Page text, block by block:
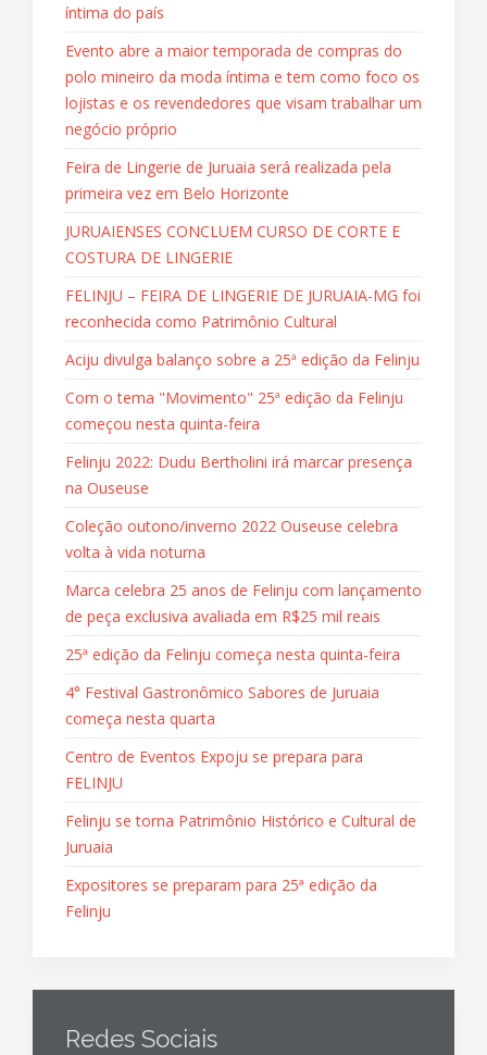
íntima do país
Evento abre a maior temporada de compras do
polo mineiro da moda íntima e tem como foco os
lojistas e os revendedores que visam trabalhar um
negócio próprio
Feira de Lingerie de Juruaia será realizada pela
primeira vez em Belo Horizonte
JURUAIENSES CONCLUEM CURSO DE CORTE E
COSTURA DE LINGERIE
FELINJU – FEIRA DE LINGERIE DE JURUAIA-MG foi
reconhecida como Patrimônio Cultural
Aciju divulga balanço sobre a 25ª edição da Felinju
Com o tema "Movimento" 25ª edição da Felinju
começou nesta quinta-feira
Felinju 2022: Dudu Bertholini irá marcar presença
na Ouseuse
Coleção outono/inverno 2022 Ouseuse celebra
volta à vida noturna
Marca celebra 25 anos de Felinju com lançamento
de peça exclusiva avaliada em R$25 mil reais
25ª edição da Felinju começa nesta quinta-feira
4° Festival Gastronômico Sabores de Juruaia
começa nesta quarta
Centro de Eventos Expoju se prepara para
FELINJU
Felinju se torna Patrimônio Histórico e Cultural de
Juruaia
Expositores se preparam para 25ª edição da
Felinju
Redes Sociais